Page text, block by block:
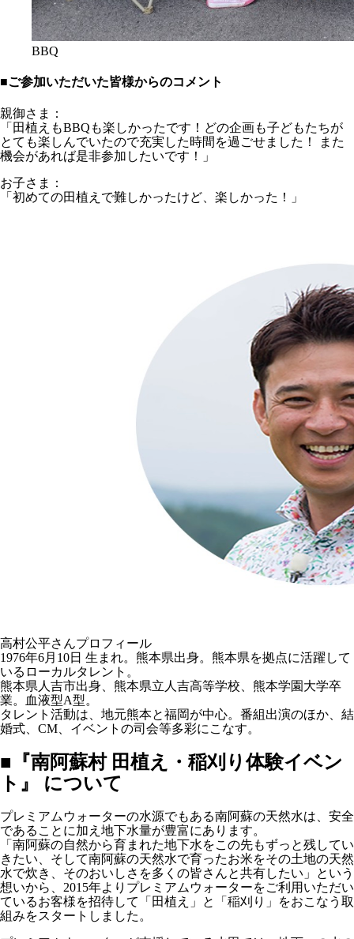
BBQ
■ご参加いただいた皆様からのコメント
親御さま：
「田植えもBBQも楽しかったです！どの企画も子どもたちが
とても楽しんでいたので充実した時間を過ごせました！ また
機会があれば是非参加したいです！」
お子さま：
「初めての田植えで難しかったけど、楽しかった！」
高村公平さんプロフィール
1976年6月10日 生まれ。熊本県出身。熊本県を拠点に活躍して
いるローカルタレント。
熊本県人吉市出身、熊本県立人吉高等学校、熊本学園大学卒
業。血液型A型。
タレント活動は、地元熊本と福岡が中心。番組出演のほか、結
婚式、CM、イベントの司会等多彩にこなす。
■『南阿蘇村 田植え・稲刈り体験イベン
ト』 について
プレミアムウォーターの水源でもある南阿蘇の天然水は、安全
であることに加え地下水量が豊富にあります。
「南阿蘇の自然から育まれた地下水をこの先もずっと残してい
きたい、そして南阿蘇の天然水で育ったお米をその土地の天然
水で炊き、そのおいしさを多くの皆さんと共有したい」という
想いから、2015年よりプレミアムウォーターをご利用いただい
ているお客様を招待して「田植え」と「稲刈り」をおこなう取
組みをスタートしました。